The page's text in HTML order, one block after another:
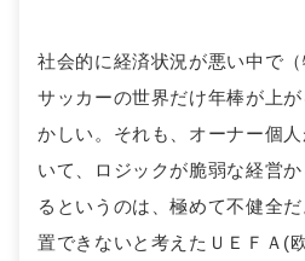
社会的に経済状況が悪い中で（
サッカーの世界だけ年棒が上
かしい。それも、オーナー個
いて、ロジックが脆弱な経営
るというのは、極めて不健全
置できないと考えたＵＥＦＡ(